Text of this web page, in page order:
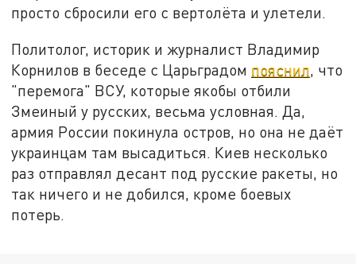
просто сбросили его с вертолёта и улетели.
Политолог, историк и журналист Владимир
Корнилов в беседе с Царьградом пояснил, что
"перемога" ВСУ, которые якобы отбили
Змеиный у русских, весьма условная. Да,
армия России покинула остров, но она не даёт
украинцам там высадиться. Киев несколько
раз отправлял десант под русские ракеты, но
так ничего и не добился, кроме боевых
потерь.